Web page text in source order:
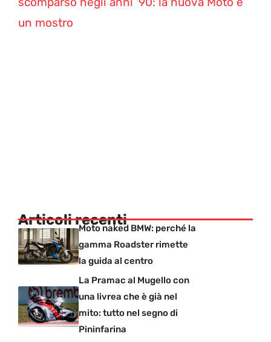
un mostro
Articoli recentiMoto naked BMW: perché la
gamma Roadster rimette
la guida al centro
La Pramac al Mugello con
una livrea che è già nel
mito: tutto nel segno di
Pininfarina